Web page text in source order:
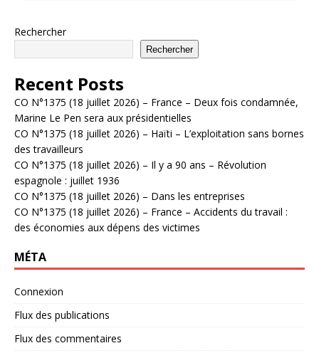
Rechercher
Rechercher
Recent Posts
CO N°1375 (18 juillet 2026) – France – Deux fois condamnée,
Marine Le Pen sera aux présidentielles
CO N°1375 (18 juillet 2026) – Haïti – L’exploitation sans bornes
des travailleurs
CO N°1375 (18 juillet 2026) – Il y a 90 ans – Révolution
espagnole : juillet 1936
CO N°1375 (18 juillet 2026) – Dans les entreprises
CO N°1375 (18 juillet 2026) – France – Accidents du travail :
des économies aux dépens des victimes
MÉTA
Connexion
Flux des publications
Flux des commentaires